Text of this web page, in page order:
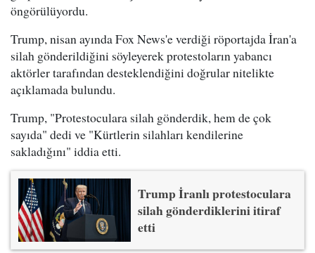
öngörülüyordu.
Trump, nisan ayında Fox News'e verdiği röportajda İran'a
silah gönderildiğini söyleyerek protestoların yabancı
aktörler tarafından desteklendiğini doğrular nitelikte
açıklamada bulundu.
Trump, "Protestoculara silah gönderdik, hem de çok
sayıda" dedi ve "Kürtlerin silahları kendilerine
sakladığını" iddia etti.
Trump İranlı protestoculara
silah gönderdiklerini itiraf
etti